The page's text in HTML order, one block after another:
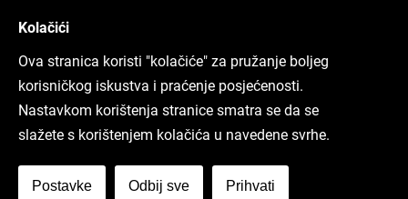
ARHIVA TEKSTOVA
Svi tekstovi
Kolačići
Ova stranica koristi "kolačiće" za pružanje boljeg
korisničkog iskustva i praćenje posjećenosti.
Nastavkom korištenja stranice smatra se da se
slažete s korištenjem kolačića u navedene svrhe.
Postavke Odbij sve Prihvati